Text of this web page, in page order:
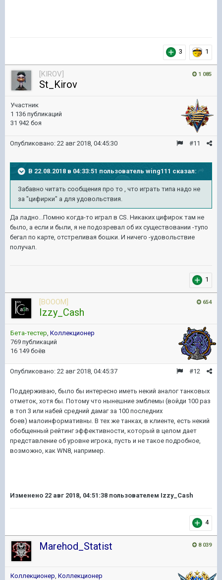
3 1
1 085
[KIROV]
St_Kirov
Участник
1 136 публикаций
31 942 боя
#11
Опубликовано: 22 авг 2018, 04:45:30
В 22.08.2018 в 04:33:51 пользователь wing111 сказал:
Забавно читать сообщения про то , что играть типа надо не
за "цифирки" а для удовольствия.
Да ладно...Помню когда-то играл в CS. Никаких цифирок там не
было, а если и были, я не подозревал об их существовании -тупо
бегал по карте, отстреливая бошки. И ничего -удовольствие
получал.
1
654
[BOOOM]
Izzy_Cash
Бета-тестер Коллекционер
769 публикаций
16 149 боёв
#12
Опубликовано: 22 авг 2018, 04:45:37
Поддерживаю, было бы интересно иметь некий аналог танковых
отметок, хотя бы. Потому что нынешние эмблемы (войди 100 раз
в топ 3 или набей средний дамаг за 100 последних
боев) малоинформативны. В тех же танках, в клиенте, есть некий
обобщенный рейтинг эффективности, который в целом дает
представление об уровне игрока, пусть и не такое подробное,
возможно, как WN8, например.
Изменено 22 авг 2018, 04:51:38 пользователем Izzy_Cash
4
8 039
Marehod_Statist
Коллекционер Коллекционер